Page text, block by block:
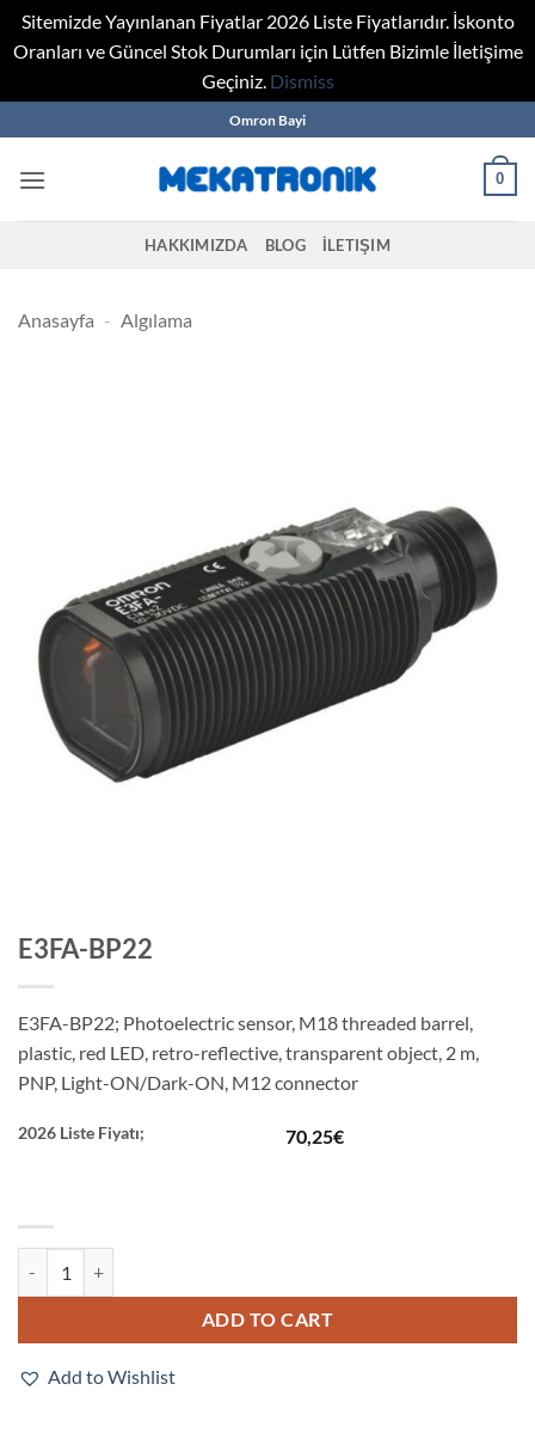
Sitemizde Yayınlanan Fiyatlar 2026 Liste Fiyatlarıdır. İskonto
Oranları ve Güncel Stok Durumları için Lütfen Bizimle İletişime
Geçiniz. Dismiss
to
content
Omron Bayi
0
HAKKIMIZDA BLOG İLETIŞIM
Anasayfa - Algılama
E3FA-BP22
E3FA-BP22; Photoelectric sensor, M18 threaded barrel,
plastic, red LED, retro-reflective, transparent object, 2 m,
PNP, Light-ON/Dark-ON, M12 connector
2026 Liste Fiyatı; 70,25€
ADD TO CART
Add to Wishlist